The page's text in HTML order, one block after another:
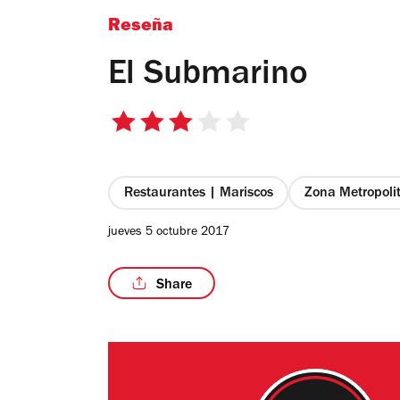
Reseña
El Submarino
3
estrellas
Restaurantes | Mariscos Zona
jueves 5 octubre 2017
Share